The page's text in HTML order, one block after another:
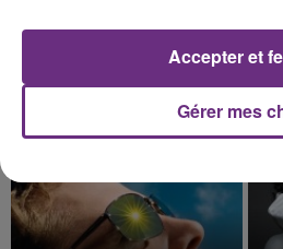
rémois. Le magasin
fermer ses portes.
TITRES DIFFUSÉS
Gérer mes
Accepter et